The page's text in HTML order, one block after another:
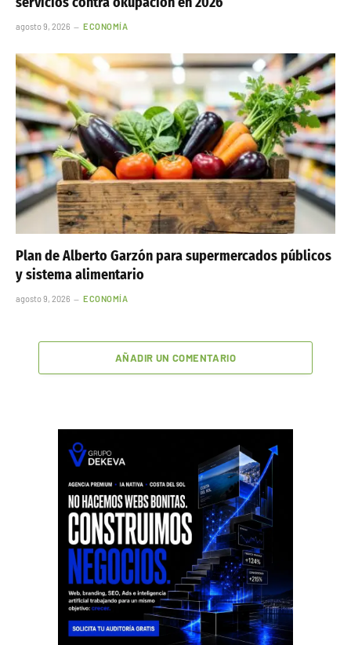
agosto 9, 2026 ECONOMÍA
Plan de Alberto Garzón para supermercados públicos
y sistema alimentario
agosto 9, 2026 ECONOMÍA
AÑADIR UN COMENTARIO